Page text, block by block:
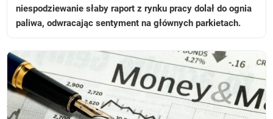
niespodziewanie słaby raport z rynku pracy dolał do ognia
paliwa, odwracając sentyment na głównych parkietach.